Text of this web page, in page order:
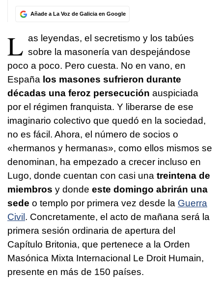
Añade a La Voz de Galicia en Google
L as leyendas, el secretismo y los tabúes
sobre la masonería van despejándose
poco a poco. Pero cuesta. No en vano, en
España los masones sufrieron durante
décadas una feroz persecución auspiciada
por el régimen franquista. Y liberarse de ese
imaginario colectivo que quedó en la sociedad,
no es fácil. Ahora, el número de socios o
«hermanos y hermanas», como ellos mismos se
denominan, ha empezado a crecer incluso en
Lugo, donde cuentan con casi una treintena de
miembros y donde este domingo abrirán una
sede o templo por primera vez desde la Guerra
Civil . Concretamente, el acto de mañana será la
primera sesión ordinaria de apertura del
Capítulo Britonia, que pertenece a la Orden
Masónica Mixta Internacional Le Droit Humain,
presente en más de 150 países.